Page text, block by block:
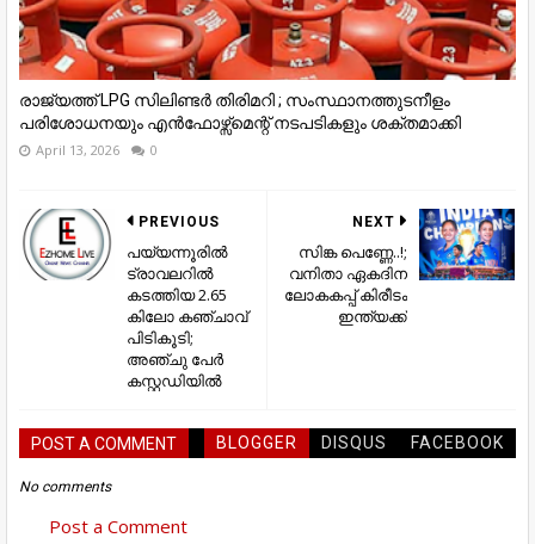
രാജ്യത്ത് LPG സിലിണ്ടർ തിരിമറി ; സംസ്ഥാനത്തുടനീളം
പരിശോധനയും എൻഫോഴ്സ്മെന്റ് നടപടികളും ശക്തമാക്കി
April 13, 2026 0
NEXT
സിങ്ക പെണ്ണേ..!;
വനിതാ ഏകദിന
ലോകകപ്പ് കിരീടം
ഇന്ത്യക്ക്
PREVIOUS
പയ്യന്നൂരിൽ
ട്രാവലറിൽ
കടത്തിയ 2.65
കിലോ കഞ്ചാവ്
പിടികൂടി;
അഞ്ചു പേർ
കസ്റ്റഡിയിൽ
POST A COMMENT BLOGGER DISQUS FACEBOOK
No comments
Post a Comment